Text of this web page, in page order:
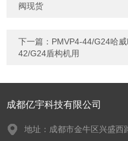
阀现货
下一篇： PMVP4-44/G24哈
42/G24盾构机用
成都亿宇科技有限公司
地址：成都市金牛区兴盛西